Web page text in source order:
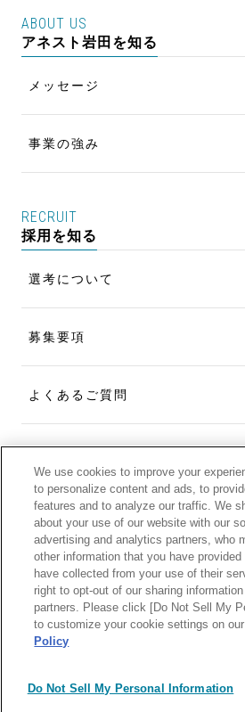
風土改革 NEXT STAGE
研修制度
ABOUT US
アネスト岩田を知る
メッセージ
事業の強み
RECRUIT
採用を知る
選考について
募集要項
よくあるご質問
コーポレートサイト
©︎ ANEST IWATA
We use cookies to improve your
to personalize content and ads, to
features and to analyze our traffic. We
about your use of our website with our
advertising and analytics partners, who
other information that you have
have collected from your use of their
right to opt-out of our sharing
partners. Please click [Do Not Sell My
to customize your cookie settings on
Policy
Do Not Sell My Personal Information